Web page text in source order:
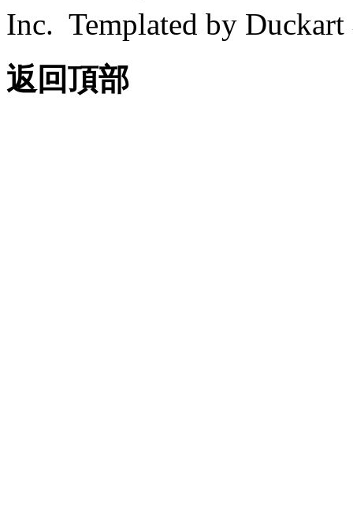
Inc. Templated by
返回頂部